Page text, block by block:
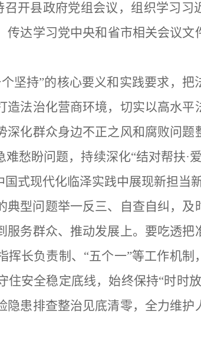
开县政府党组会议， 组织学习习
达学习党中央和省市相关会议文
个坚持”的核心要义和实践要求，把
法治化营商环境，切实以高水平
化群众身边不正之风和腐败问题
愁盼问题，持续深化“结对帮扶·
式现代化临泽实践中展现新担当新
型问题举一反三、自查自纠，及
务群众、推动发展上。要吃透把
长负责制、 “五个一”等工作机制
安全稳定底线，始终保持“时时
患排查整治见底清零，全力维护